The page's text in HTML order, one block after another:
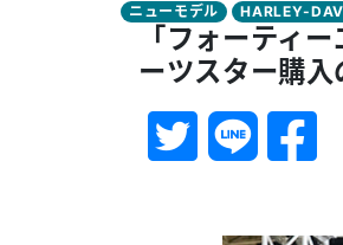
ニューモデル HARLEY-
「フォーティ
ーツスター購入